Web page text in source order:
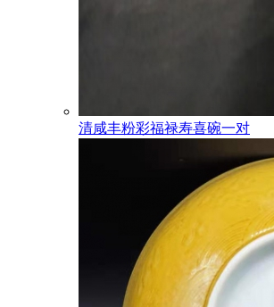
清咸丰粉彩福禄寿喜碗一对